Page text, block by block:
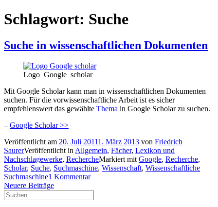
Schlagwort: Suche
Suche in wissenschaftlichen Dokumenten
Logo_Google_scholar
Mit Google Scholar kann man in wissenschaftlichen Dokumenten
suchen. Für die vorwissenschaftliche Arbeit ist es sicher
empfehlenswert das gewählte Thema in Google Scholar zu suchen.
– Google Scholar >>
Veröffentlicht am 20. Juli 20111. März 2013 von Friedrich
SaurerVeröffentlicht in Allgemein, Fächer, Lexikon und
Nachschlagewerke, RechercheMarkiert mit Google, Recherche,
Scholar, Suche, Suchmaschine, Wissenschaft, Wissenschaftliche
Suchmaschine1 Kommentar
Beitragsnavigation
Neuere Beiträge
Suchen
nach: